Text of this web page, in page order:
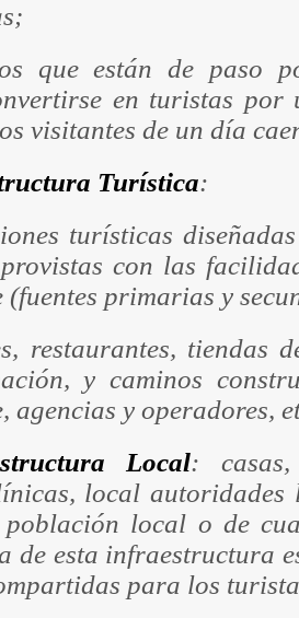
que están de paso
en turistas por
visitantes de un día
Turística:
turísticas
con las
(fuentes primarias y
restaurantes, tiendas
y caminos
agencias y operadores,
Local: casas,
local autoridades
población local o de
de esta infraestructura
para los